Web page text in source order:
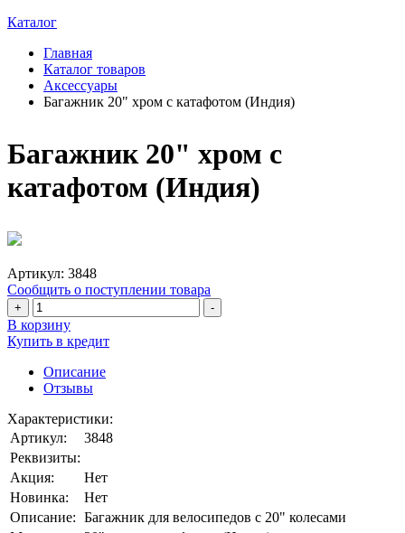
Каталог
Главная
Каталог товаров
Аксессуары
Багажник 20" хром с катафотом (Индия)
Багажник 20" хром с
катафотом (Индия)
Артикул: 3848
Сообщить о поступлении товара
+ -
В корзину
Купить в кредит
Описание
Отзывы
Характеристики:
Артикул:
3848
Реквизиты:
Акция:
Нет
Новинка:
Нет
Описание: Багажник для велосипедов с 20" колесами